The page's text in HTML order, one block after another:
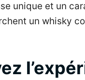
unique et un
un whisky